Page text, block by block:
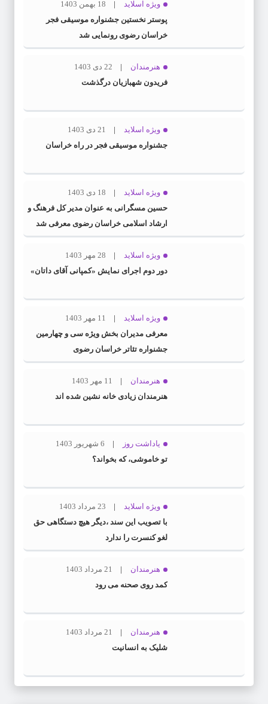
ویژه اسلاید
18 بهمن 1403
پوستر نخستین جشنواره موسیقی فجر
خراسان رضوی رونمایی شد
هنرمندان
22 دی 1403
فریدون شهبازیان درگذشت
ویژه اسلاید
21 دی 1403
جشنواره موسیقی فجر در راه خراسان
ویژه اسلاید
18 دی 1403
حسین مسگرانی به عنوان مدیر کل فرهنگ و
ارشاد اسلامی خراسان رضوی معرفی شد
ویژه اسلاید
28 مهر 1403
دور دوم اجرای نمایش «کمپانی آقای داتان»
ویژه اسلاید
11 مهر 1403
معرفی مدیران بخش ویژه سی و چهارمین
جشنواره تئاتر خراسان رضوی
هنرمندان
11 مهر 1403
هنرمندان زیادی خانه نشین شده اند
یاداشت روز
6 شهریور 1403
تو خاموشی، که بخواند؟
ویژه اسلاید
23 مرداد 1403
با تصویب این سند ،دیگر هیچ دستگاهی حق
لغو کنسرت را ندارد
هنرمندان
21 مرداد 1403
کمد روی صحنه می رود
هنرمندان
21 مرداد 1403
شلیک به انسانیت